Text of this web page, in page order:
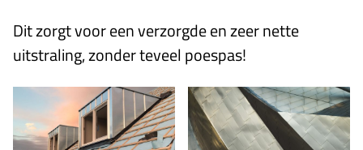
Dit zorgt voor een verzorgde en zeer nette
uitstraling, zonder teveel poespas!